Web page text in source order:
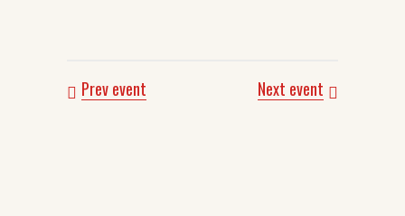
Prev event Next event